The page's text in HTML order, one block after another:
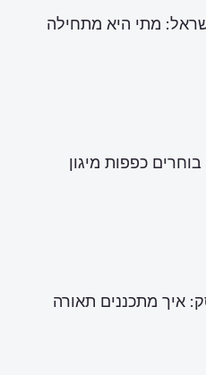
מתי היא מתחילה
כפפות מיגון
איך מתכננים תאורה